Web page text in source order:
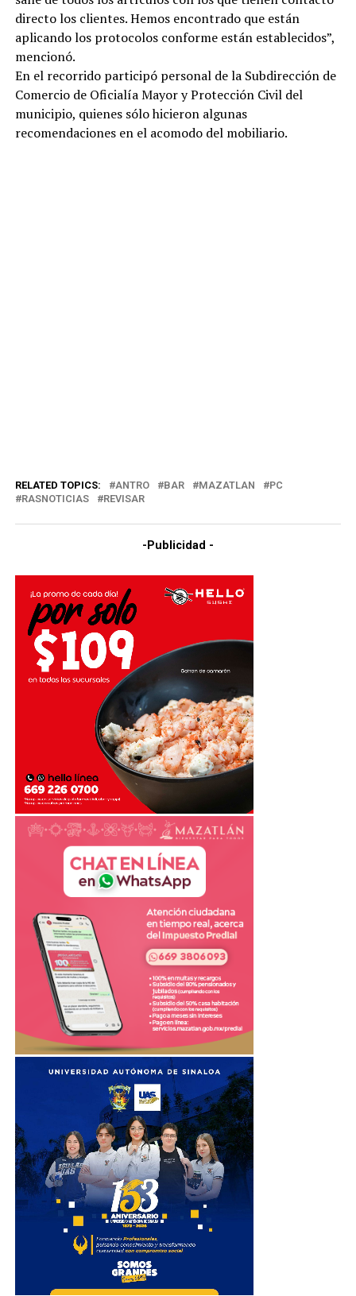
directo los clientes. Hemos encontrado que están
aplicando los protocolos conforme están establecidos”,
mencionó.
En el recorrido participó personal de la Subdirección de
Comercio de Oficialía Mayor y Protección Civil del
municipio, quienes sólo hicieron algunas
recomendaciones en el acomodo del mobiliario.
RELATED TOPICS: ANTRO BAR MAZATLAN
PC
RASNOTICIAS
REVISAR
-Publicidad -